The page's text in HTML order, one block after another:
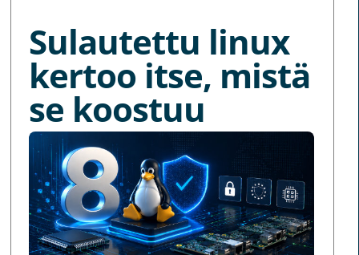
Sulautettu linux
kertoo itse, mistä
se koostuu